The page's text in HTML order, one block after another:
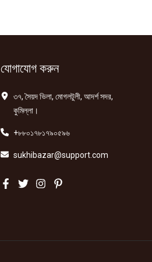
যোগাযোগ করুন
৩৭, সৈয়দ ভিলা, মোগলটুলী, আদর্শ সদর,
কুমিল্লা।
+৮৮০১৭৮১৭৯০৫৯৬
sukhibazar@support.com